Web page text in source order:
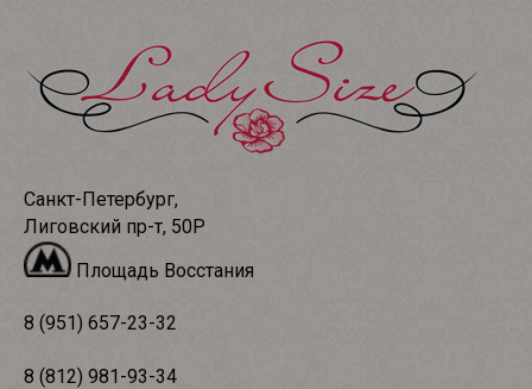
Санкт-Петербург,
Лиговский пр-т, 50Р
Площадь Восстания
8 (951) 657-23-32
8 (812) 981-93-34